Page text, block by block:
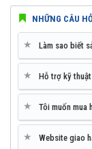
NHỮNG CÂU
★ Làm sao biết
★ Hỗ trợ kỹ thuật
★ Tôi muốn mua
★ Website giao